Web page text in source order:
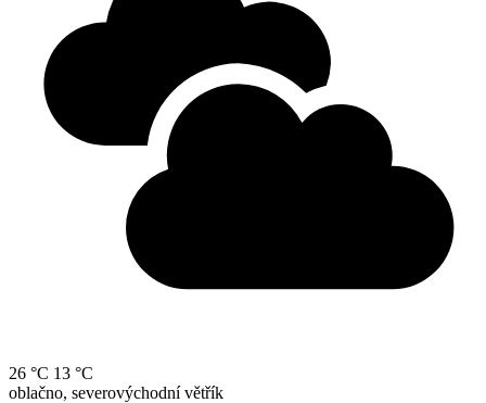
26 °C 13 °C
oblačno, severovýchodní větřík